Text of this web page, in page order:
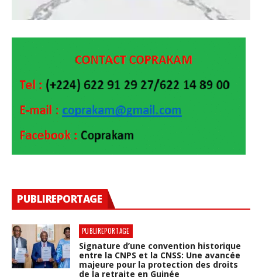
PUBLIREPORTAGE
PUBLIREPORTAGE
Signature d’une convention historique
entre la CNPS et la CNSS: Une avancée
majeure pour la protection des droits
de la retraite en Guinée